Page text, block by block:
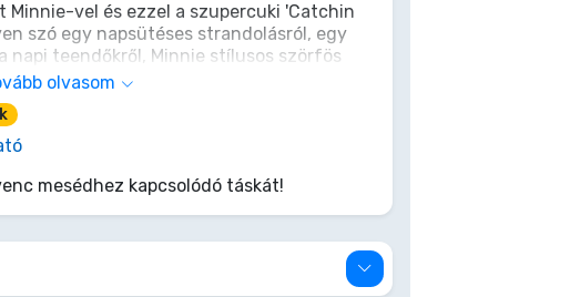
Minnie-vel és ezzel a szupercuki 'Catchin
szó egy napsütéses strandolásról, egy
napi teendőkről, Minnie stílusos szörfös
tele minden földi jóval, és mutasd meg,
kézben járnak, pont mint Minnie és
kiegészítő, hanem egy csipetnyi Disney
csapj le rá, és tedd meséssé minden
olvasom
mesédhez kapcsolódó táskát!